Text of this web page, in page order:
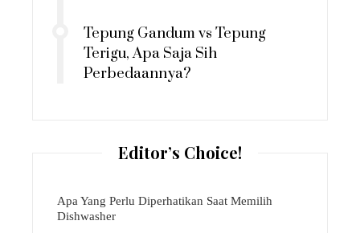
Tepung Gandum vs Tepung
Terigu, Apa Saja Sih
Perbedaannya?
Editor’s Choice!
Apa Yang Perlu Diperhatikan Saat Memilih
Dishwasher